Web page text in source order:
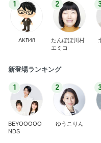
1
AKB48
2
たんぽぽ川村
エミコ
新登場ランキング
1
BEYOOOOO
NDS
2
ゆうこりん